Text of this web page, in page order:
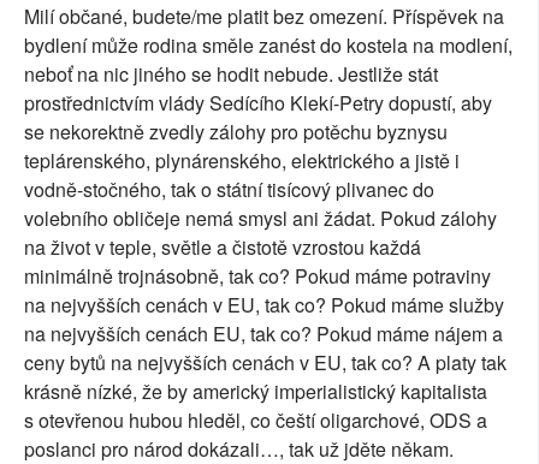
Milí občané, budete/me platit bez omezení. Příspěvek na
bydlení může rodina směle zanést do kostela na modlení,
neboť na nic jiného se hodit nebude. Jestliže stát
prostřednictvím vlády Sedícího Klekí-Petry dopustí, aby
se nekorektně zvedly zálohy pro potěchu byznysu
teplárenského, plynárenského, elektrického a jistě i
vodně-stočného, tak o státní tisícový plivanec do
volebního obličeje nemá smysl ani žádat. Pokud zálohy
na život v teple, světle a čistotě vzrostou každá
minimálně trojnásobně, tak co? Pokud máme potraviny
na nejvyšších cenách v EU, tak co? Pokud máme služby
na nejvyšších cenách EU, tak co? Pokud máme nájem a
ceny bytů na nejvyšších cenách v EU, tak co? A platy tak
krásně nízké, že by americký imperialistický kapitalista
s otevřenou hubou hleděl, co čeští oligarchové, ODS a
poslanci pro národ dokázali…, tak už jděte někam.